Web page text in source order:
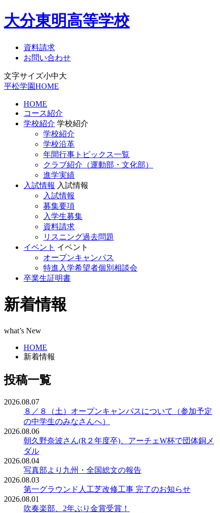
大分東明高等学校
資料請求
お問い合わせ
文字サイズ小中大
平松学園HOME
HOME
コース紹介
学校紹介 学校紹介
学校紹介
学校沿革
年間行事トピックス一覧
クラブ紹介（運動部・文化部）
進学実績
入試情報 入試情報
入試情報
募集要項
入学生募集
資料請求
リスニング過去問題
イベント イベント
オープンキャンパス
特進入学希望者個別相談会
卒業生証明書
新着情報
what’s New
HOME
新着情報
投稿一覧
2026.08.07
８／８（土）オープンキャンパスについて（参加予定
の中学生のみなさんへ）
2026.08.06
朝久野奈波さん(R２年度卒)、アーチェW杯で団体銅メ
ダル
2026.08.04
写真部より九州・全国総文の報告
2026.08.03
第一グラウンド人工芝改修工事 完了のお知らせ
2026.08.01
吹奏楽部、2年ぶり金賞受賞！